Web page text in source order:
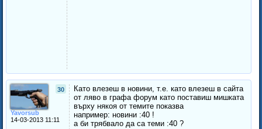
30
Yavorsub
14-03-2013 11:11
Като влезеш в новини, т.е. като влезеш в сайта
от ляво в графа форум като поставиш мишката
върху някоя от темите показва
например: новини :40 !
а би трябвало да са теми :40 ?